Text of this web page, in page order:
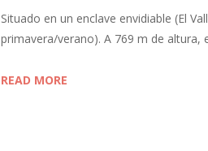
Situado en un enclave envidiable (El
primavera/verano). A 769 m de
READ MORE